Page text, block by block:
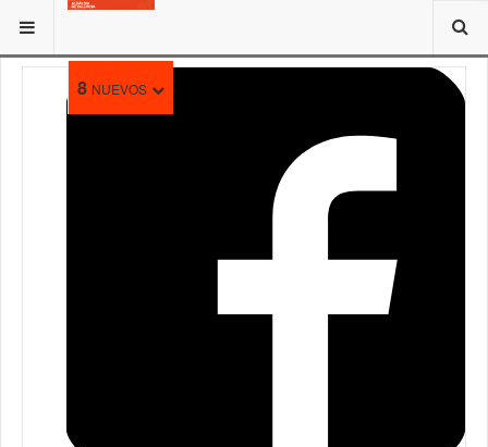
8 NUEVOS
ESTÁ AQUÍ: